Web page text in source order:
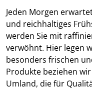
Jeden Morgen
und reichhaltiges
werden Sie mit
verwöhnt. Hier legen
besonders frischen
Produkte beziehen
Umland, die für